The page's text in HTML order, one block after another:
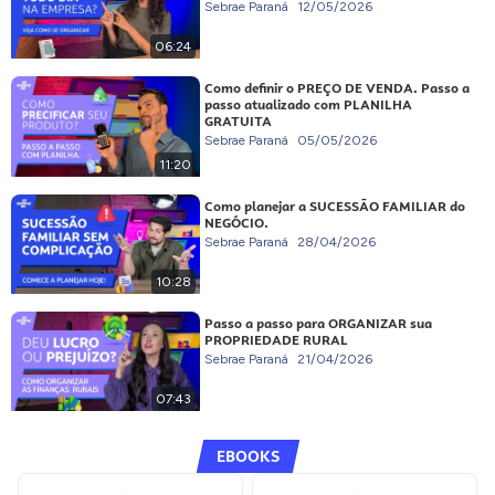
06:24
Sebrae Paraná 12/05/2026
11:20
Como definir o PREÇO DE VENDA. Passo a
passo atualizado com PLANILHA
GRATUITA
Sebrae Paraná 05/05/2026
10:28
Como planejar a SUCESSÃO FAMILIAR do
NEGÓCIO.
Sebrae Paraná 28/04/2026
07:43
Passo a passo para ORGANIZAR sua
PROPRIEDADE RURAL
Sebrae Paraná 21/04/2026
EBOOKS